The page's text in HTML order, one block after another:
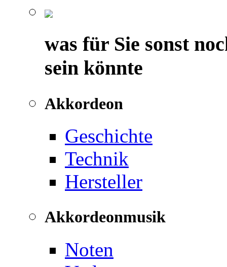
was für Sie sonst
sein könnte
Akkordeon
Geschichte
Technik
Hersteller
Akkordeonmusik
Noten